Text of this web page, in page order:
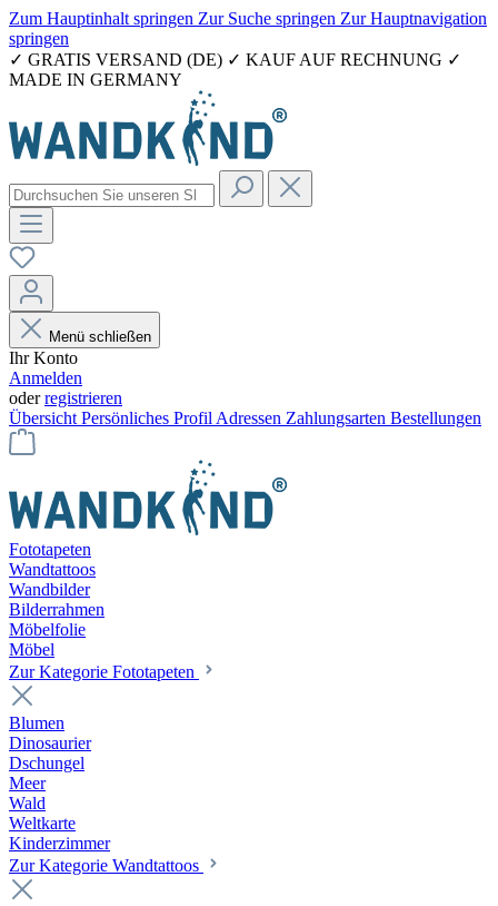
Zum Hauptinhalt springen Zur Suche springen Zur Hauptnavigation
springen
✓ GRATIS VERSAND (DE) ✓ KAUF AUF RECHNUNG ✓
MADE IN GERMANY
Menü schließen
Ihr Konto
Anmelden
oderregistrieren
Übersicht Persönliches Profil Adressen Zahlungsarten Bestellungen
Fototapeten
Wandtattoos
Wandbilder
Bilderrahmen
Möbelfolie
Möbel
Zur Kategorie Fototapeten
Blumen
Dinosaurier
Dschungel
Meer
Wald
Weltkarte
Kinderzimmer
Zur Kategorie Wandtattoos